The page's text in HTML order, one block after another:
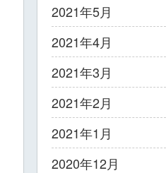
2021年5月
2021年4月
2021年3月
2021年2月
2021年1月
2020年12月